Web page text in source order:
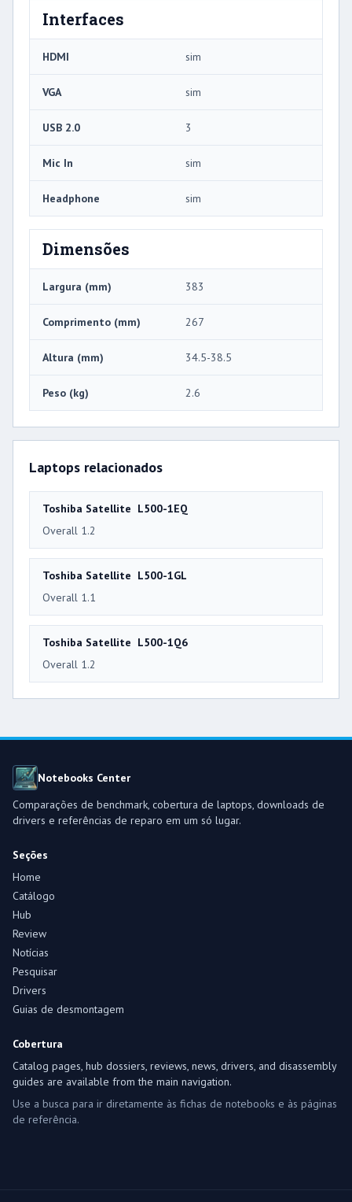
Interfaces
HDMI sim
VGA sim
USB 2.0 3
Mic In sim
Headphone sim
Dimensões
Largura (mm) 383
Comprimento (mm) 267
Altura (mm) 34.5-38.5
Peso (kg) 2.6
Laptops relacionados
Toshiba Satellite L500-1EQ
Overall 1.2
Toshiba Satellite L500-1GL
Overall 1.1
Toshiba Satellite L500-1Q6
Overall 1.2
Notebooks Center
Comparações de benchmark, cobertura de laptops, downloads de
drivers e referências de reparo em um só lugar.
Seções
Home
Catálogo
Hub
Review
Notícias
Pesquisar
Drivers
Guias de desmontagem
Cobertura
Catalog pages, hub dossiers, reviews, news, drivers, and disassembly
guides are available from the main navigation.
Use a busca para ir diretamente às fichas de notebooks e às páginas
de referência.